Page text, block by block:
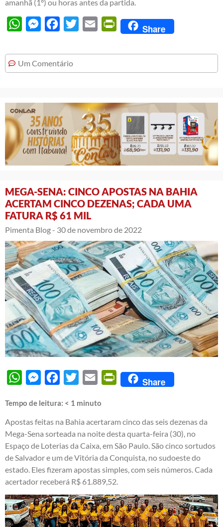
amanhã (1°) ou horas antes da partida.
WhatsAppMessengerFacebook
Twitter Email PrintFriendly
Share
Um Comentário
MEGA-SENA: CINCO APOSTAS NA BAHIA
ACERTAM CINCO DEZENAS; CADA UMA
FATURA R$ 61 MIL
Pimenta Blog - 30 de novembro de 2022
WhatsAppMessengerFacebook
Twitter Email PrintFriendly
Share
Tempo de leitura: < 1 minuto
Apostas feitas na Bahia acertaram cinco das seis dezenas da
Mega-Sena sorteada na noite desta quarta-feira (30), no
Espaço de Loterias da Caixa, em São Paulo. São cinco sortudos
de Salvador e um de Vitória da Conquista, no sudoeste do
estado. Eles fizeram apostas simples, com seis números. Cada
acertador receberá R$ 61.889,52.